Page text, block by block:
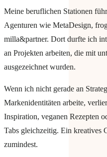
Meine beruflichen Stationen
Agenturen wie MetaDesign,
milla&partner. Dort durfte ich
an Projekten arbeiten, die mit
ausgezeichnet wurden.
Wenn ich nicht gerade an
Markenidentitäten arbeite,
Inspiration, veganen Rezepten
Tabs gleichzeitig. Ein kreatives
zumindest.